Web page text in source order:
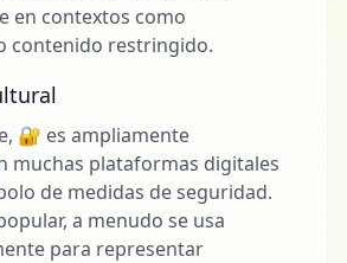
en contextos como
contenido restringido.
🔐 es ampliamente
muchas plataformas digitales
de medidas de seguridad.
a menudo se usa
para representar